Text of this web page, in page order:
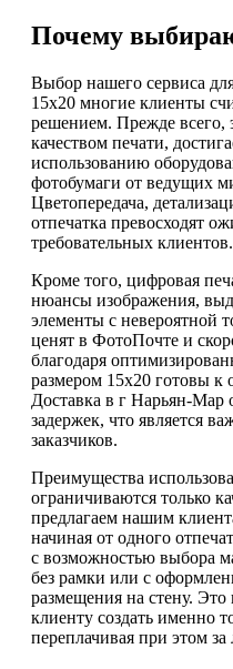
Почему
Выбор нашего сервиса
15х20 многие клиенты
решением. Прежде всего,
качеством печати,
использованию
фотобумаги от ведущих
Цветопередача,
отпечатка превосходят
требовательных клиентов.
Кроме того, цифровая
нюансы изображения,
элементы с невероятной
ценят в ФотоПочте и
благодаря
размером 15х20 готовы к
Доставка в г Нарьян-Мар
задержек, что является
заказчиков.
Преимущества
ограничиваются только
предлагаем нашим
начиная от одного
с возможностью выбора
без рамки или с
размещения на стену.
клиенту создать именно
переплачивая при этом